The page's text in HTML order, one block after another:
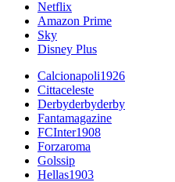
Netflix
Amazon Prime
Sky
Disney Plus
Calcionapoli1926
Cittaceleste
Derbyderbyderby
Fantamagazine
FCInter1908
Forzaroma
Golssip
Hellas1903